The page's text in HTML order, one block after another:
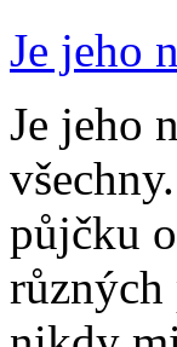
Je jeho
Je jeho
půjčku